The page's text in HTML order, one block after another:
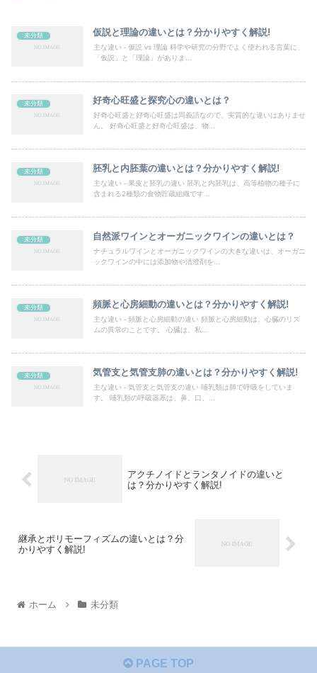
未分類 仮説と理論の違いとは？分かりやすく解説!
主な違い - 仮説 vs 理論 科学や研究の分野でよく使われる言葉に、
「仮説」と「理論」がありま...
未分類 好奇心旺盛と探究心の違いとは？
好奇心旺盛と好奇心旺盛は同義語なので、実質的な違いはありませ
ん。 好奇心旺盛と好奇心旺盛は、物...
未分類 胚乳と内胚葉の違いとは？分かりやすく解説!
主な違い - 果皮と胚乳の違い 胚乳と内胚乳は、高等植物の種子に
含まれる2種類の食物貯蔵組織です...
未分類 自然派ワインとオーガニックワインの違いとは？
ナチュラルワインとオーガニックワインの大きな違いは、オーガニ
ックワインの中には添加物や清澄剤を...
未分類 頻脈と心房細動の違いとは？分かりやすく解説!
主な違い - 頻脈と心房細動の違い 頻脈と心房細動は、心臓のリズ
ムの異常のことです。 心臓は、私...
未分類 気管支と気管支肺の違いとは？分かりやすく解説!
主な違い - 気管支と気管支の違い 哺乳類は肺で呼吸をしていま
す。 哺乳類の呼吸器系は、鼻、口、...
アクチノイドとランタノイドの違いと
は？分かりやすく解説!
継承とポリモーフィズムの違いとは？分
かりやすく解説!
ホーム 未分類
PAGE TOP